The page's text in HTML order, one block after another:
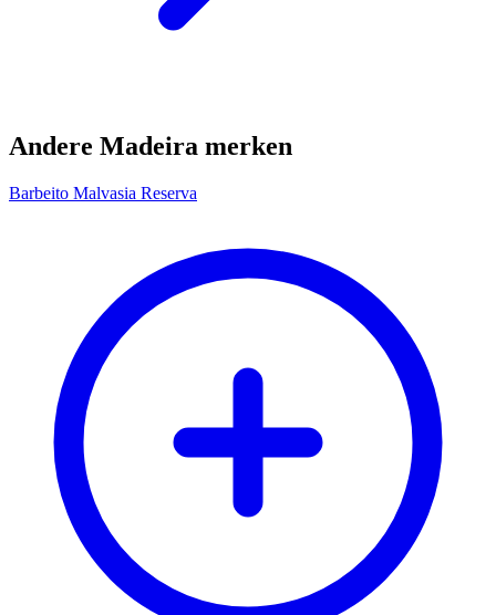
Andere Madeira merken
Barbeito Malvasia Reserva